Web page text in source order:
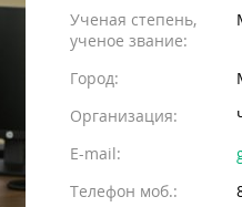
Ученая степень,
ученое звание:
Город:
Организация:
E-mail:
Телефон моб.: